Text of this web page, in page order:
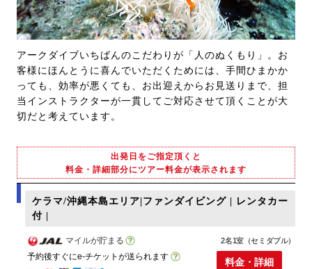
アークダイブいちばんのこだわりが「人のぬくもり」。お
客様にほんとうに喜んでいただくためには、手間ひまかか
っても、効率が悪くても、お出迎えからお見送りまで、担
当インストラクターが一貫してご対応させて頂くことが大
切だと考えています。
出発日をご指定頂くと
料金・詳細部分にツアー料金が表示されます
ケラマ/沖縄本島エリア|ファンダイビング | レンタカー
付 |
マイルが貯まる
予約後すぐにe-チケットが送られます
2名1室（セミダブル）
料金・詳細